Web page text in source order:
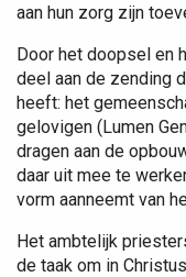
aan hun zorg zijn
Door het doopsel en
deel aan de zending
heeft: het
gelovigen (Lumen
dragen aan de
daar uit mee te
vorm aanneemt van
Het ambtelijk
de taak om in